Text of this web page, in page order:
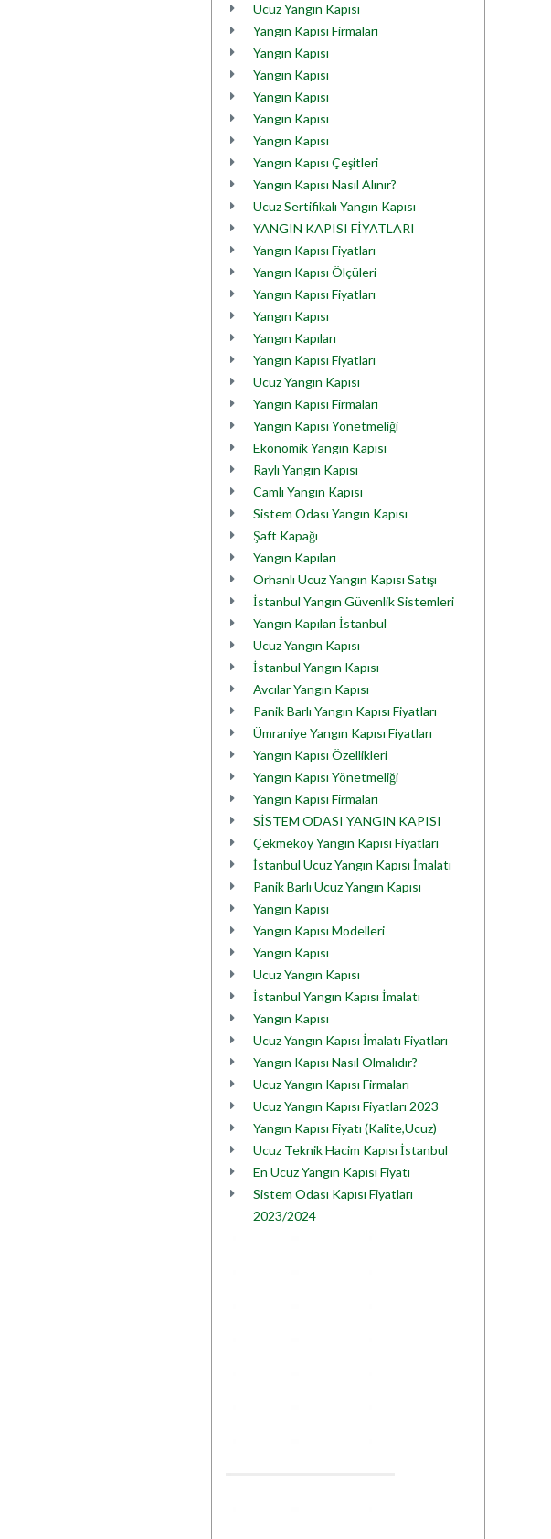
Ucuz Yangın Kapısı
Yangın Kapısı Firmaları
Yangın Kapısı
Yangın Kapısı
Yangın Kapısı
Yangın Kapısı
Yangın Kapısı
Yangın Kapısı Çeşitleri
Yangın Kapısı Nasıl Alınır?
Ucuz Sertifikalı Yangın Kapısı
YANGIN KAPISI FİYATLARI
Yangın Kapısı Fiyatları
Yangın Kapısı Ölçüleri
Yangın Kapısı Fiyatları
Yangın Kapısı
Yangın Kapıları
Yangın Kapısı Fiyatları
Ucuz Yangın Kapısı
Yangın Kapısı Firmaları
Yangın Kapısı Yönetmeliği
Ekonomik Yangın Kapısı
Raylı Yangın Kapısı
Camlı Yangın Kapısı
Sistem Odası Yangın Kapısı
Şaft Kapağı
Yangın Kapıları
Orhanlı Ucuz Yangın Kapısı Satışı
İstanbul Yangın Güvenlik Sistemleri
Yangın Kapıları İstanbul
Ucuz Yangın Kapısı
İstanbul Yangın Kapısı
Avcılar Yangın Kapısı
Panik Barlı Yangın Kapısı Fiyatları
Ümraniye Yangın Kapısı Fiyatları
Yangın Kapısı Özellikleri
Yangın Kapısı Yönetmeliği
Yangın Kapısı Firmaları
SİSTEM ODASI YANGIN KAPISI
Çekmeköy Yangın Kapısı Fiyatları
İstanbul Ucuz Yangın Kapısı İmalatı
Panik Barlı Ucuz Yangın Kapısı
Yangın Kapısı
Yangın Kapısı Modelleri
Yangın Kapısı
Ucuz Yangın Kapısı
İstanbul Yangın Kapısı İmalatı
Yangın Kapısı
Ucuz Yangın Kapısı İmalatı Fiyatları
Yangın Kapısı Nasıl Olmalıdır?
Ucuz Yangın Kapısı Firmaları
Ucuz Yangın Kapısı Fiyatları 2023
Yangın Kapısı Fiyatı (Kalite,Ucuz)
Ucuz Teknik Hacim Kapısı İstanbul
En Ucuz Yangın Kapısı Fiyatı
Sistem Odası Kapısı Fiyatları
2023/2024